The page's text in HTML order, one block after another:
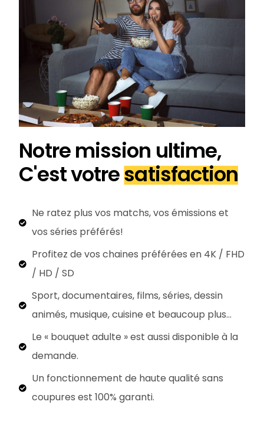
Notre mission ultime,
C'est votresatisfaction
Ne ratez plus vos matchs, vos émissions et
vos séries préférés!
Profitez de vos chaines préférées en 4K / FHD
/ HD / SD
Sport, documentaires, films, séries, dessin
animés, musique, cuisine et beaucoup plus…
Le « bouquet adulte » est aussi disponible à la
demande.
Un fonctionnement de haute qualité sans
coupures est 100% garanti.